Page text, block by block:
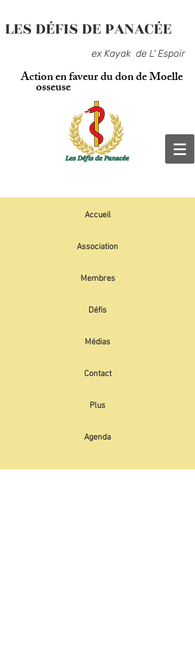
LES DÉFIS DE PANACÉE
ex Kayak de L' Espoir
Action en faveur du don de Moelle
osseuse
Accueil
Association
Membres
Défis
Médias
Contact
Plus
Agenda